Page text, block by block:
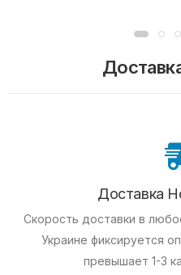
Доставка
Скорость доставки в
Украине фиксируется
превышает 1-3